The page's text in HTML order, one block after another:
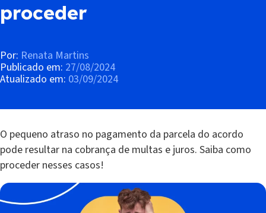
proceder
Por: Renata Martins
Publicado em: 27/08/2024
Atualizado em: 03/09/2024
O pequeno atraso no pagamento da parcela do acordo
pode resultar na cobrança de multas e juros. Saiba como
proceder nesses casos!